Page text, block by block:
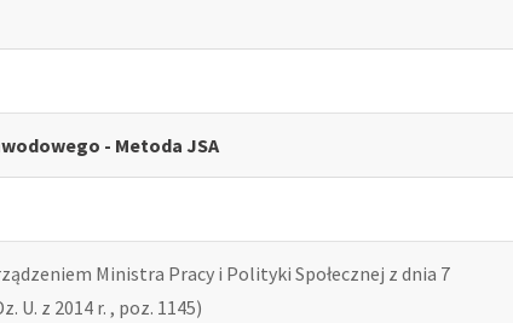
- Metoda JSA
Ministra Pracy i Polityki Społecznej z dnia 7
U. z 2014 r. , poz. 1145)